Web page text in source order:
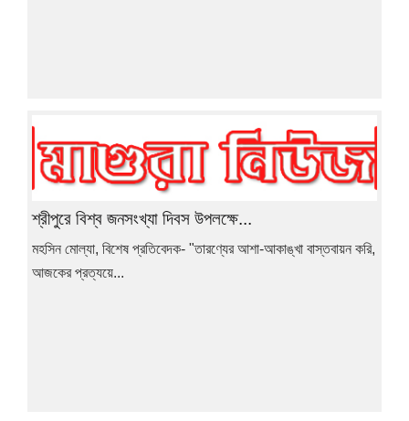
শ্রীপুরে বিশ্ব জনসংখ্যা দিবস উপলক্ষে...
মহসিন মোল্যা, বিশেষ প্রতিবেদক- "তারণ্যের আশা-আকাঙ্খা বাস্তবায়ন করি,
আজকের প্রত্যয়ে...